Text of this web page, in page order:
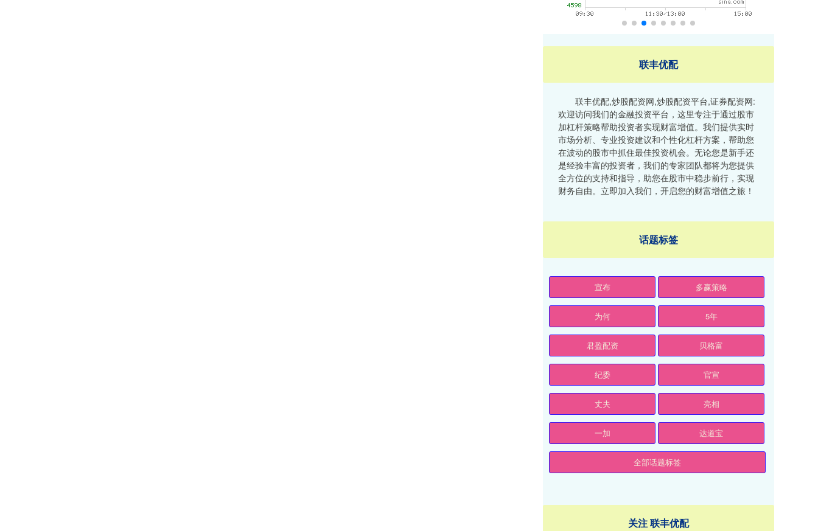
联丰优配
联丰优配,炒股配资网,炒股配资平台,证券配资网:
欢迎访问我们的金融投资平台，这里专注于通过股市
加杠杆策略帮助投资者实现财富增值。我们提供实时
市场分析、专业投资建议和个性化杠杆方案，帮助您
在波动的股市中抓住最佳投资机会。无论您是新手还
是经验丰富的投资者，我们的专家团队都将为您提供
全方位的支持和指导，助您在股市中稳步前行，实现
财务自由。立即加入我们，开启您的财富增值之旅！
话题标签
宣布 多赢策略
为何 5年
君盈配资 贝格富
纪委 官宣
丈夫 亮相
一加 达道宝
全部话题标签
关注 联丰优配